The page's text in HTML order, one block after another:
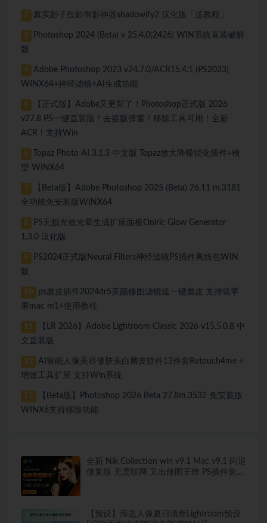
2 真实影子投影倒影神器shadowify2 汉化版「送教程」
3
Photoshop 2024 (Beta) v 25.4.0(2426) WIN系统直装破解
版
4
Adobe Photoshop 2023 v24.7.0/ACR15.4.1 (PS2023)
WINX64+神经滤镜+AI生成功能
5
【正式版】Adobe又更新了！Photoshop正式版 2026
v27.8 PS一键直装版！去盗版弹窗！移除工具可用！全新
ACR！支持Win
6
Topaz Photo AI 3.1.3 中文版 Topaz放大降噪锐化插件+模
型 WINX64
7
【Beta版】Adobe Photoshop 2025 (Beta) 26.11 m.3181
全功能免安装版WINX64
8
PS无损光效光晕生成扩展面板Oniric Glow Generator
1.3.0 汉化版
9
PS2024正式版Neural Filters神经滤镜PS插件离线包WIN
版
10
ps磨皮插件2024dr5美颜修图滤镜送一键磨皮 支持装苹
果mac m1+使用教程
11
【LR 2026】Adobe Lightroom Classic 2026 v15.5.0.8 中
文直装版
12
AI智能人像美容修肤美白磨皮软件13件套Retouch4me +
增效工具扩展 支持Win系统
13
【Beta版】Photoshop 2026 Beta 27.8m.3532 免安装版
WINX6支持移除功能
全新 Nik Collection win v9.1 Mac v9.1 闪退
修复版 无需联网 又出修图王炸 PS插件套装
【预设】海边人像夏日清新Lightroom预设